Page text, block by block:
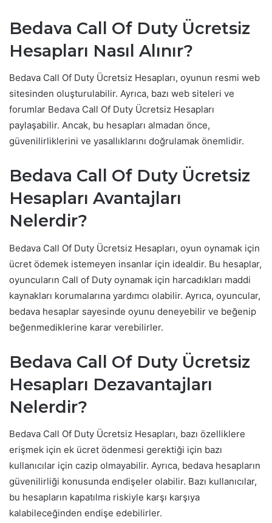
Bedava Call Of Duty Ücretsiz
Hesapları Nasıl Alınır?
Bedava Call Of Duty Ücretsiz Hesapları, oyunun resmi web
sitesinden oluşturulabilir. Ayrıca, bazı web siteleri ve
forumlar Bedava Call Of Duty Ücretsiz Hesapları
paylaşabilir. Ancak, bu hesapları almadan önce,
güvenilirliklerini ve yasallıklarını doğrulamak önemlidir.
Bedava Call Of Duty Ücretsiz
Hesapları Avantajları
Nelerdir?
Bedava Call Of Duty Ücretsiz Hesapları, oyun oynamak için
ücret ödemek istemeyen insanlar için idealdir. Bu hesaplar,
oyuncuların Call of Duty oynamak için harcadıkları maddi
kaynakları korumalarına yardımcı olabilir. Ayrıca, oyuncular,
bedava hesaplar sayesinde oyunu deneyebilir ve beğenip
beğenmediklerine karar verebilirler.
Bedava Call Of Duty Ücretsiz
Hesapları Dezavantajları
Nelerdir?
Bedava Call Of Duty Ücretsiz Hesapları, bazı özelliklere
erişmek için ek ücret ödenmesi gerektiği için bazı
kullanıcılar için cazip olmayabilir. Ayrıca, bedava hesapların
güvenilirliği konusunda endişeler olabilir. Bazı kullanıcılar,
bu hesapların kapatılma riskiyle karşı karşıya
kalabileceğinden endişe edebilirler.